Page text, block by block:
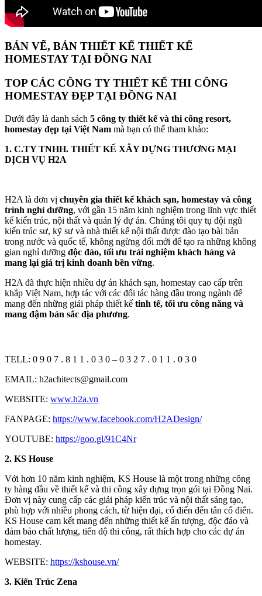
BẢN VẼ, BẢN THIẾT KẾ THIẾT KẾ
HOMESTAY TẠI ĐỒNG NAI
TOP CÁC CÔNG TY THIẾT KẾ THI CÔNG
HOMESTAY ĐẸP TẠI ĐỒNG NAI
Dưới đây là danh sách 5 công ty thiết kế và thi công resort,
homestay đẹp tại Việt Nam mà bạn có thể tham khảo:
1. C.TY TNHH. THIẾT KẾ XÂY DỰNG THƯƠNG MẠI
DỊCH VỤ H2A
H2A là đơn vị chuyên gia thiết kế khách sạn, homestay và công
trình nghỉ dưỡng, với gần 15 năm kinh nghiệm trong lĩnh vực thiết
kế kiến trúc, nội thất và quản lý dự án. Chúng tôi quy tụ đội ngũ
kiến trúc sư, kỹ sư và nhà thiết kế nội thất được đào tạo bài bản
trong nước và quốc tế, không ngừng đổi mới để tạo ra những không
gian nghỉ dưỡng độc đáo, tối ưu trải nghiệm khách hàng và
mang lại giá trị kinh doanh bền vững.
H2A đã thực hiện nhiều dự án khách sạn, homestay cao cấp trên
khắp Việt Nam, hợp tác với các đối tác hàng đầu trong ngành để
mang đến những giải pháp thiết kế tinh tế, tối ưu công năng và
mang đậm bản sắc địa phương.
TELL: 0 9 0 7 . 8 1 1 . 0 3 0 – 0 3 2 7 . 0 1 1 . 0 3 0
EMAIL: h2achitects@gmail.com
WEBSITE: www.h2a.vn
FANPAGE: https://www.facebook.com/H2ADesign/
YOUTUBE: https://goo.gl/91C4Nr
2. KS House
Với hơn 10 năm kinh nghiệm, KS House là một trong những công
ty hàng đầu về thiết kế và thi công xây dựng trọn gói tại Đồng Nai.
Đơn vị này cung cấp các giải pháp kiến trúc và nội thất sáng tạo,
phù hợp với nhiều phong cách, từ hiện đại, cổ điển đến tân cổ điển.
KS House cam kết mang đến những thiết kế ấn tượng, độc đáo và
đảm bảo chất lượng, tiến độ thi công, rất thích hợp cho các dự án
homestay.
WEBSITE: https://kshouse.vn/
3. Kiến Trúc Zena